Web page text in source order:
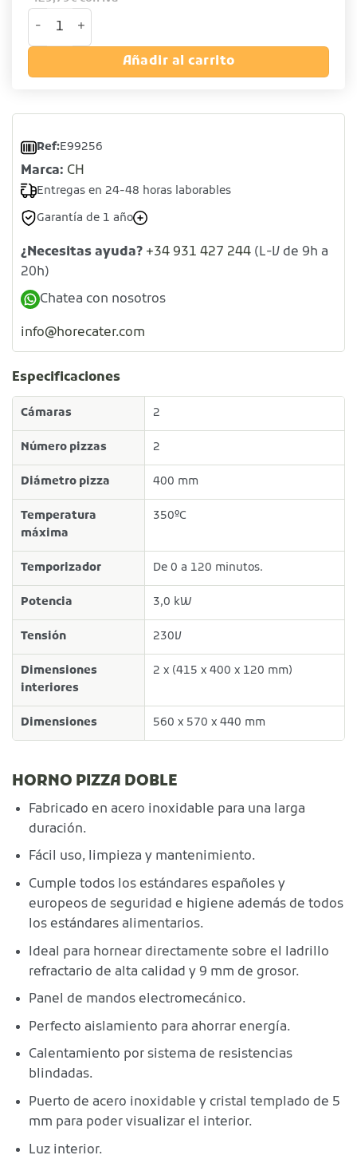
Horno eléctrico doble de pizza cantidad
Añadir al carrito
Ref:E99256
Marca: CH
Entregas en 24-48 horas laborables
Garantía de 1 año
¿Necesitas ayuda? +34 931 427 244 (L-V de 9h a
20h)
Chatea con nosotros
info@horecater.com
Especificaciones
Cámaras 2
Número pizzas 2
Diámetro pizza 400 mm
Temperatura
máxima
350ºC
Temporizador De 0 a 120 minutos.
Potencia 3,0 kW
Tensión 230V
Dimensiones
interiores
2 x (415 x 400 x 120 mm)
Dimensiones 560 x 570 x 440 mm
HORNO PIZZA DOBLE
Fabricado en acero inoxidable para una larga
duración.
Fácil uso, limpieza y mantenimiento.
Cumple todos los estándares españoles y
europeos de seguridad e higiene además de todos
los estándares alimentarios.
Ideal para hornear directamente sobre el ladrillo
refractario de alta calidad y 9 mm de grosor.
Panel de mandos electromecánico.
Perfecto aislamiento para ahorrar energía.
Calentamiento por sistema de resistencias
blindadas.
Puerto de acero inoxidable y cristal templado de 5
mm para poder visualizar el interior.
Luz interior.